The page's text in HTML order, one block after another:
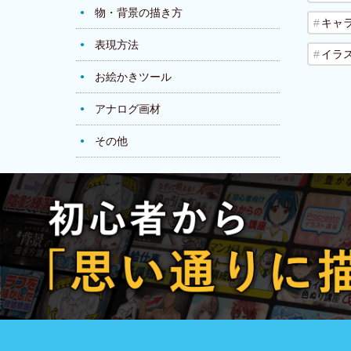
物・背景の描き方
表現方法
お絵かきツール
アナログ画材
その他
キャ
イラ